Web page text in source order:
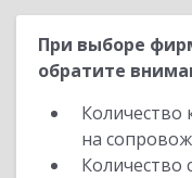
При выборе
обратите
Количество
на
Количество